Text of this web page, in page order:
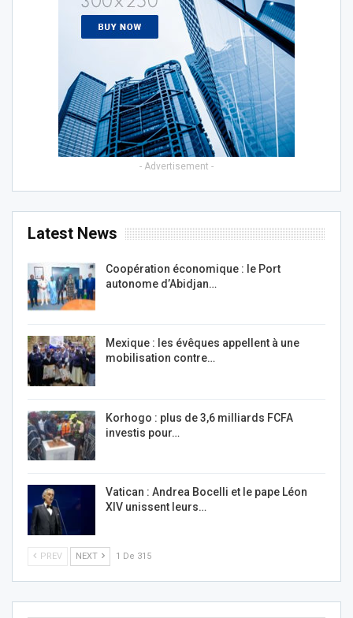
- Advertisement -
Latest News
Coopération économique : le Port
autonome d’Abidjan…
Mexique : les évêques appellent à une
mobilisation contre…
Korhogo : plus de 3,6 milliards FCFA
investis pour…
Vatican : Andrea Bocelli et le pape Léon
XIV unissent leurs…
PREV NEXT 1 De 315